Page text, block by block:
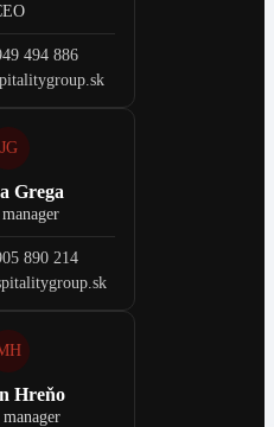
494 886
JG
Grega
890 214
Hreňo